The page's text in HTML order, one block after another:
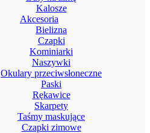
Kalosze
Akcesoria
Bielizna
Czapki
Kominiarki
Naszywki
Okulary przeciwsłoneczne
Paski
Rękawice
Skarpety
Taśmy maskujące
Czapki zimowe